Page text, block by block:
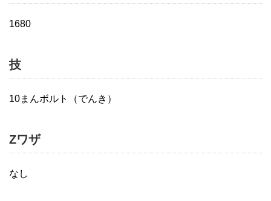
1680
技
10まんボルト（でんき）
Zワザ
なし